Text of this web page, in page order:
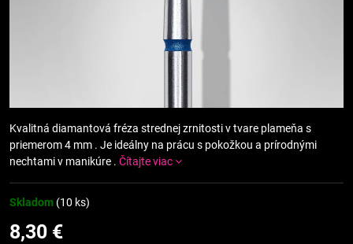
Kvalitná diamantová fréza strednej zrnitosti v tvare plameňa s
priemerom 4 mm . Je ideálny na prácu s pokožkou a prírodnými
nechtami v manikúre . Čítajte viac
Skladom (10 ks)
8,30 €